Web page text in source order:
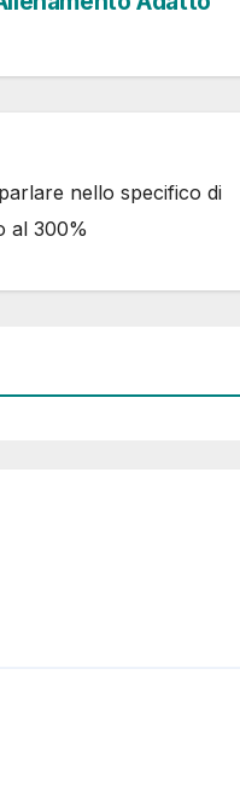
nello specifico di
al 300%